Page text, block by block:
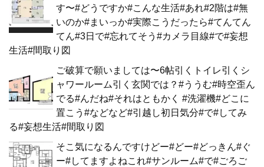
す〜#どうですか#こんな生活#あれ#2階は#無
いのか#まいっか#実際こうだったら#てんてん
てん#3日で#忘れてそう#カメラ目線#で#妄想
生活#間取り図
ご破算で願いましては〜6帖引くトイレ引くシ
ャワールーム引く玄関では？#ううむ#時空歪ん
でる#んだね#それはともかく #洗濯機#どこに
置こう#などなど#引越し初日気分#で#してみ
る#妄想生活#間取り図
そこ気になるんですけどー#どー#どっきん#ぐ
ー#してますよねこれ#サンルーム#で#ごろご